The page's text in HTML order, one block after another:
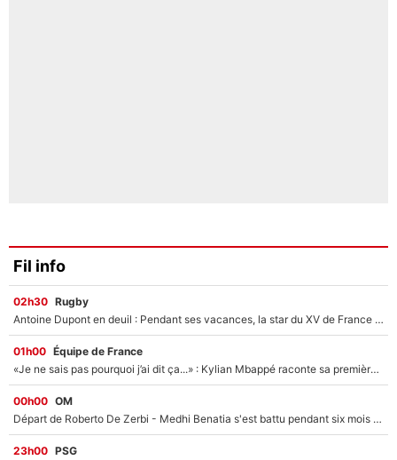
Fil info
02h30 Rugby
Antoine Dupont en deuil : Pendant ses vacances, la star du XV de France a perdu sa grand-mère
01h00 Équipe de France
«Je ne sais pas pourquoi j’ai dit ça...» : Kylian Mbappé raconte sa première rencontre avec Zinédine Zidane (et c’est très drôle)
00h00 OM
Départ de Roberto De Zerbi - Medhi Benatia s'est battu pendant six mois pour le retenir à l'OM, le PSG a été le naufrage de trop : «Je pars avec toi»
23h00 PSG